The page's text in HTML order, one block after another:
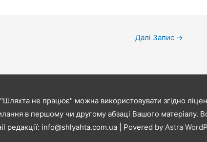
Далі Запис →
не працює" можна використовувати згідно
в першому чи другому абзаці Вашого матеріалу.
редакції: info@shlyahta.com.ua| Povered by Astra